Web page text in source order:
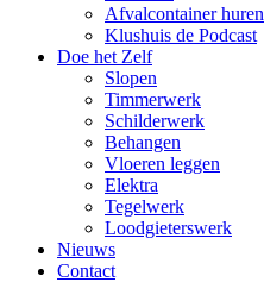
Afvalcontainer huren
Klushuis de Podcast
Doe het Zelf
Slopen
Timmerwerk
Schilderwerk
Behangen
Vloeren leggen
Elektra
Tegelwerk
Loodgieterswerk
Nieuws
Contact